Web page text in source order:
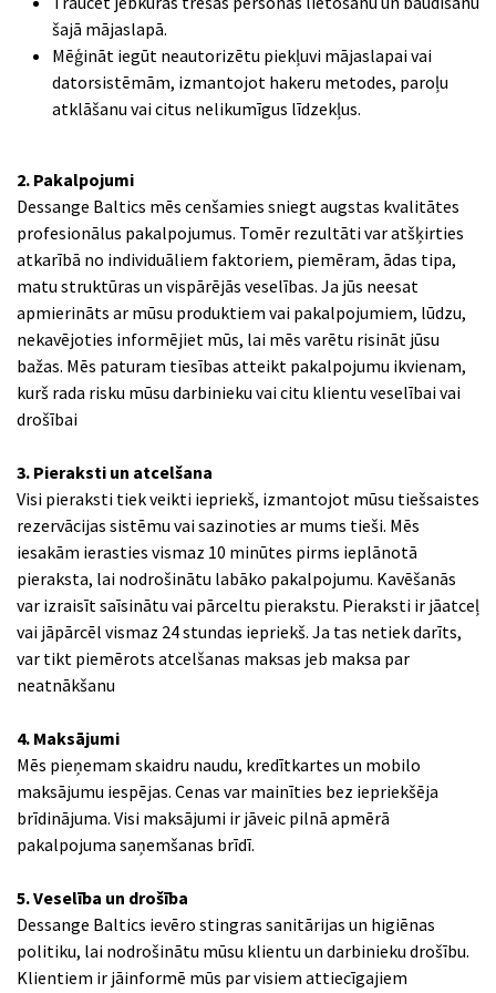
šajā mājaslapā.
Mēģināt iegūt neautorizētu piekļuvi mājaslapai vai
datorsistēmām, izmantojot hakeru metodes, paroļu
atklāšanu vai citus nelikumīgus līdzekļus.
2. Pakalpojumi
Dessange Baltics mēs cenšamies sniegt augstas kvalitātes
profesionālus pakalpojumus. Tomēr rezultāti var atšķirties
atkarībā no individuāliem faktoriem, piemēram, ādas tipa,
matu struktūras un vispārējās veselības. Ja jūs neesat
apmierināts ar mūsu produktiem vai pakalpojumiem, lūdzu,
nekavējoties informējiet mūs, lai mēs varētu risināt jūsu
bažas. Mēs paturam tiesības atteikt pakalpojumu ikvienam,
kurš rada risku mūsu darbinieku vai citu klientu veselībai vai
drošībai
3. Pieraksti un atcelšana
Visi pieraksti tiek veikti iepriekš, izmantojot mūsu tiešsaistes
rezervācijas sistēmu vai sazinoties ar mums tieši. Mēs
iesakām ierasties vismaz 10 minūtes pirms ieplānotā
pieraksta, lai nodrošinātu labāko pakalpojumu. Kavēšanās
var izraisīt saīsinātu vai pārceltu pierakstu. Pieraksti ir jāatceļ
vai jāpārcēl vismaz 24 stundas iepriekš. Ja tas netiek darīts,
var tikt piemērots atcelšanas maksas jeb maksa par
neatnākšanu
4. Maksājumi
Mēs pieņemam skaidru naudu, kredītkartes un mobilo
maksājumu iespējas. Cenas var mainīties bez iepriekšēja
brīdinājuma. Visi maksājumi ir jāveic pilnā apmērā
pakalpojuma saņemšanas brīdī.
5. Veselība un drošība
Dessange Baltics ievēro stingras sanitārijas un higiēnas
politiku, lai nodrošinātu mūsu klientu un darbinieku drošību.
Klientiem ir jāinformē mūs par visiem attiecīgajiem